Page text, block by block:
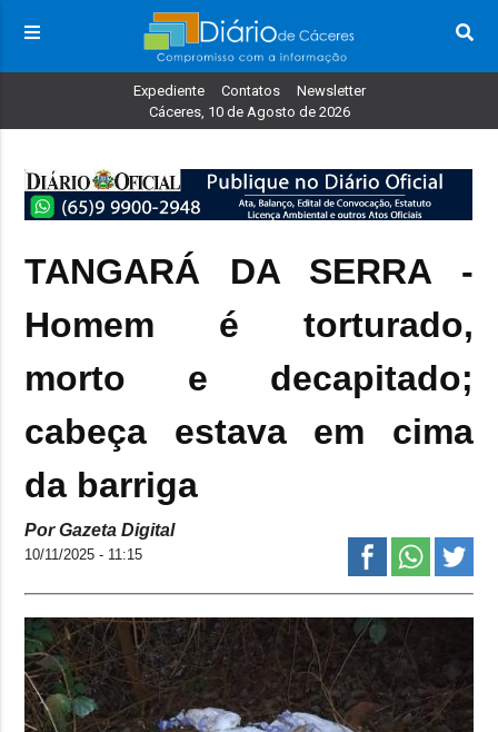
Expediente Contatos
Newsletter
Cáceres, 10 de Agosto de 2026
TANGARÁ DA SERRA -
Homem é torturado,
morto e decapitado;
cabeça estava em cima
da barriga
Por Gazeta Digital
10/11/2025 - 11:15